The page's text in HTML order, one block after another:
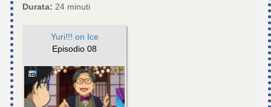
Durata: 24 minuti
Yuri!!! on Ice
Episodio 08